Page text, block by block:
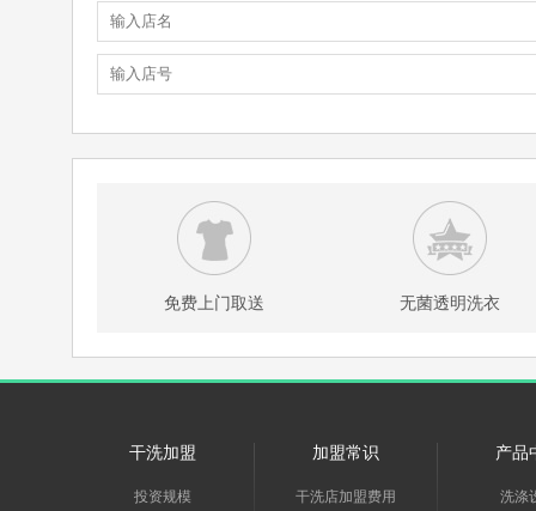
免费上门取送 无菌透明洗衣
干洗加盟
投资规模
加盟常识
干洗店加盟费用
产品
洗涤